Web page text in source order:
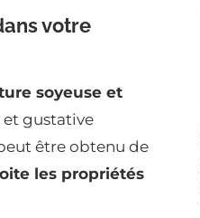
votre
soyeuse et
et gustative
être obtenu de
les propriétés